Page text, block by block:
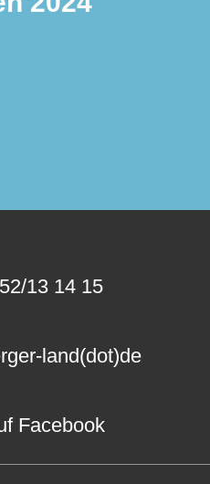
13 14 15
land(dot)de
Facebook